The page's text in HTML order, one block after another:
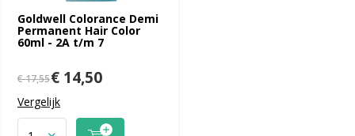
Goldwell Colorance Demi
Permanent Hair Color
60ml - 2A t/m 7
€ 17,55€ 14,50
Vergelijk